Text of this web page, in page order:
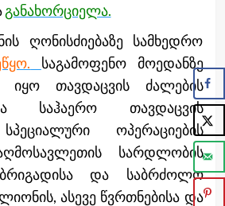
განახორციელა.
ღონისძიებაზე სამხედრო
საგამოფენო მოედანზე
იყო თავდაცვის ძალების
საჰაერო თავდაცვის
ოპერაციების
სარდლობის
და საბრძოლო
ასევე წვრთნებისა და